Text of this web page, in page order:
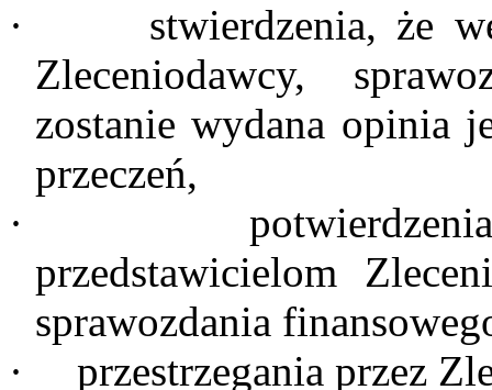
·
stwierdzenia, że
Zleceniodawcy,
zostanie wydana opinia
przeczeń,
·
przedstawicielom
sprawozdania
·
przestrzegania przez